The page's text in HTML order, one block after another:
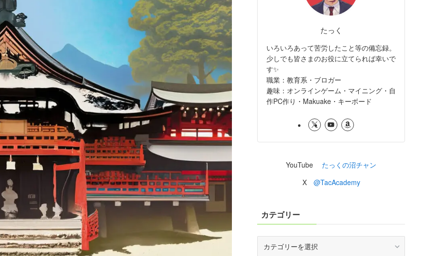
たっく
いろいろあって苦労したこと等の備忘録。
少しでも皆さまのお役に立てられば幸いで
す✨
職業：教育系・ブロガー
趣味：オンラインゲーム・マイニング・自
作PC作り・Makuake・キーボード
YouTube たっくの沼チャン
X @TacAcademy
カテゴリー